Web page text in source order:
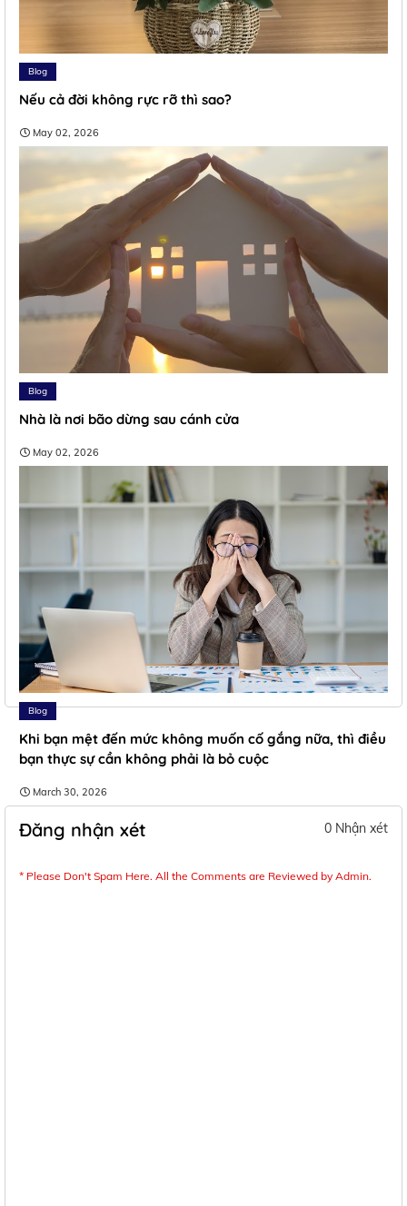
Blog
Nếu cả đời không rực rỡ thì sao?
May 02, 2026
Blog
Nhà là nơi bão dừng sau cánh cửa
May 02, 2026
Blog
Khi bạn mệt đến mức không muốn cố gắng nữa, thì điều
bạn thực sự cần không phải là bỏ cuộc
March 30, 2026
Đăng nhận xét 0 Nhận xét
* Please Don't Spam Here. All the Comments are Reviewed by Admin.